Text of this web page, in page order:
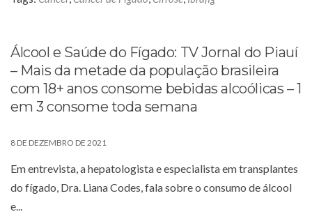
Álcool e Saúde do Fígado: TV Jornal do Piauí
– Mais da metade da população brasileira
com 18+ anos consome bebidas alcoólicas – 1
em 3 consome toda semana
8 DE DEZEMBRO DE 2021
Em entrevista, a hepatologista e especialista em transplantes
do fígado, Dra. Liana Codes, fala sobre o consumo de álcool
e...